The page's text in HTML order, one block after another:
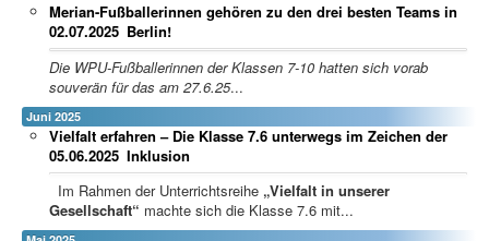
Merian-Fußballerinnen gehören zu den drei besten Teams in
Berlin!
02.07.2025
Die WPU-Fußballerinnen der Klassen 7-10 hatten sich vorab
souverän für das am 27.6.25...
Juni 2025
Vielfalt erfahren – Die Klasse 7.6 unterwegs im Zeichen der
Inklusion
05.06.2025
Im Rahmen der Unterrichtsreihe „Vielfalt in unserer
Gesellschaft“ machte sich die Klasse 7.6 mit...